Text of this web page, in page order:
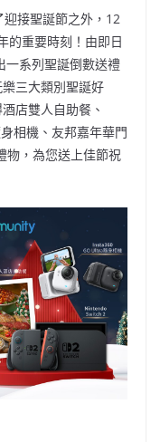
接聖誕節之外，12
的重要時刻！由即日
一系列聖誕倒數送禮
三大類別聖誕好
店雙人自助餐、
相機、友邦嘉年華門
物，為您送上佳節祝